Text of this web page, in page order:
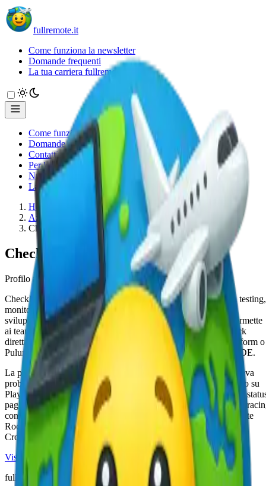
fullremote.it
Come funziona la newsletter
Domande frequenti
La tua carriera fullremote
Come funziona la newsletter
Domande frequenti
Contatti
Per le aziende
Numeri & audience
La tua carriera fullremote
Home
Aziende full remote
Checkly
Checkly
Profilo aziendale
Checkly è una piattaforma di application reliability che unifica testing,
monitoring e observability in un unico workflow orientato agli
sviluppatori. Fondata sul concetto di "Monitoring as Code", permette
ai team di ingegneria e SRE di configurare monitor, alert e check
direttamente tramite codice (JavaScript/TypeScript), CLI, Terraform o
Pulumi, integrandosi nel pipeline CI/CD senza mai uscire dall'IDE.
La piattaforma copre l'intero ciclo di gestione degli incidenti: rileva
problemi tramite uptime monitoring e synthetic monitoring basato su
Playwright, comunica le anomalie via Slack, PagerDuty, email e
page brandizzate, e aiuta a risolvere i guasti grazie al distributed
con OpenTelemetry e all'analisi automatica delle root cause tramite
Rocky AI. Tra i suoi clienti figurano aziende come Vercel,
CrowdStrike, Airbus, 1Password, Mistral e ServiceNow.
Visita sito web
fullremote.it